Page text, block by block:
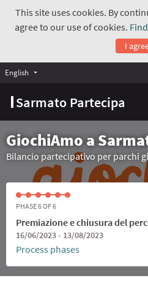
This site uses cookies. By
agree to our use of cookies.
I
Sarmato Partecipa
English Choose language
GiochiAmo a
Bilancio partecipativo per parchi
PHASE 6 OF 6
Premiazione e chiusura del
16/06/2023 - 13/08/2023
Process phases